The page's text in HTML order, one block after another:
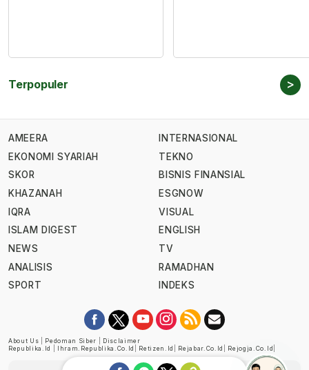
Terpopuler >
AMEERA
EKONOMI SYARIAH
SKOR
KHAZANAH
IQRA
ISLAM DIGEST
NEWS
ANALISIS
SPORT
INTERNASIONAL
TEKNO
BISNIS FINANSIAL
ESGNOW
VISUAL
ENGLISH
TV
RAMADHAN
INDEKS
About Us Pedoman Siber
Disclaimer
Republika.id
Ihram.republika.co.id Retizen.id Rejabar.co.id Rejogja.co.id